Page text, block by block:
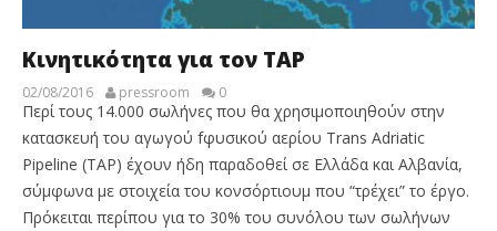
Κινητικότητα για τον TAP
02/08/2016 pressroom 0
Περί τους 14.000 σωλήνες που θα χρησιμοποιηθούν στην
κατασκευή του αγωγού fφυσικού αερίου Trans Adriatic
Pipeline (TAP) έχουν ήδη παραδοθεί σε Ελλάδα και Αλβανία,
σύμφωνα με στοιχεία του κονσόρτιουμ που “τρέχει” το έργο.
Πρόκειται περίπου για το 30% του συνόλου των σωλήνων